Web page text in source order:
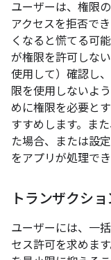
ユーザーは、権限
アクセスを拒否で
くなると慌てる可
が権限を許可しな
使用して）確認し
限を使用しないよ
めに権限を必要と
すすめします。ま
た場合、または設
をアプリが処理で
トランザクシ
ユーザーには、一
セス許可を求めま